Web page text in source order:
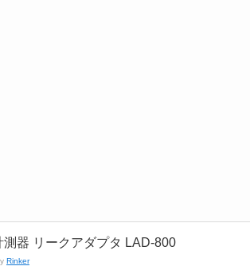
測器 リークアダプタ LAD-800
Rinker